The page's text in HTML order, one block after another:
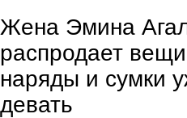
Жена Эмина
распродает
наряды и сумки
девать